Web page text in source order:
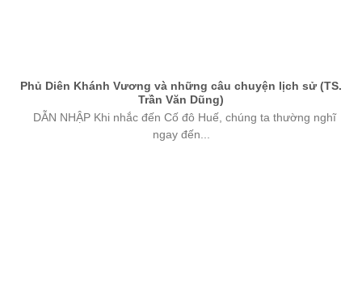
Phủ Diên Khánh Vương và những câu chuyện lịch sử (TS.
Trần Văn Dũng)
DẪN NHẬP Khi nhắc đến Cố đô Huế, chúng ta thường nghĩ
ngay đến...